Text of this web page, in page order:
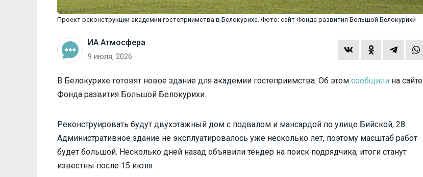
Проект реконструкции академии гостеприимства в Белокурихе. Фото: сайт Фонда развития Большой Белокурихи
ИА Атмосфера
9 июля, 2026
В Белокурихе готовят новое здание для академии гостеприимства. Об этом сообщили на сайте
Фонда развития Большой Белокурихи.
Реконструировать будут двухэтажный дом с подвалом и мансардой по улице Бийской, 28.
Административное здание не эксплуатировалось уже несколько лет, поэтому масштаб работ
будет большой. Несколько дней назад объявили тендер на поиск подрядчика, итоги станут
известны после 15 июля.